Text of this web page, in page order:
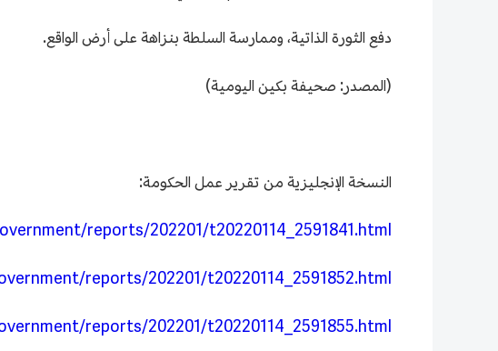
دفع الثورة الذاتية، وممارسة السلطة بنزاهة على أرض الواقع.
(المصدر: صحيفة بكين اليومية)
النسخة الإنجليزية من تقرير عمل الحكومة:
reports/202201/t20220114_2591841.html
reports/202201/t20220114_2591852.html
reports/202201/t20220114_2591855.html